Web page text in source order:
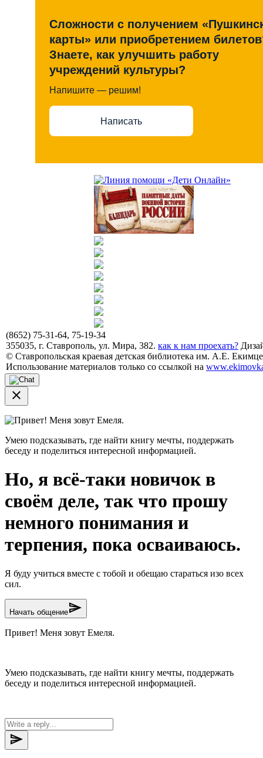
Сложности с получением
карты» или приобретением
Знаете, как улучшить работу
учреждений культуры?
Напишите — решим!
Написать
(8652) 75-31-64, 75-19-34
355035, г. Ставрополь, ул. Мира, 382. как к нам проехать?
© Ставропольская краевая детская библиотека им. А.Е.
Использование материалов только со ссылкой на
close
Привет! Меня зовут Емеля.
Умею подсказывать, где найти книгу мечты, поддержать
беседу и поделиться интересной информацией.
Но, я всё-таки новичок в
своём деле, так что прошу
немного понимания и
терпения, пока осваиваюсь.
Я буду учиться вместе с тобой и обещаю стараться изо всех
сил.
Начать общениеsend
Привет! Меня зовут Емеля.
Умею подсказывать, где найти книгу мечты, поддержать
беседу и поделиться интересной информацией.
send